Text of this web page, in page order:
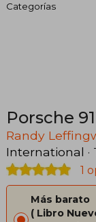
Categorías
Porsche
Randy
International
1
Más barato
Libro